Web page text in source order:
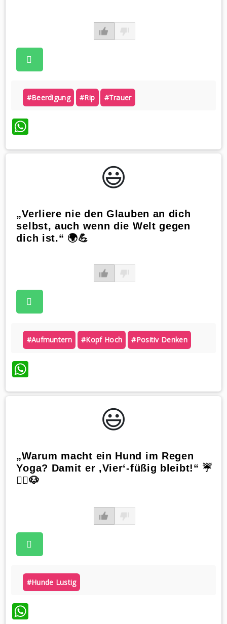
#beerdigung #rip #trauer
WhatsApp
😃️
„Verliere nie den Glauben an dich
selbst, auch wenn die Welt gegen
dich ist.“ 🌍💪
#aufmuntern #kopf Hoch #positiv Denken
WhatsApp
😃️
„Warum macht ein Hund im Regen
Yoga? Damit er ‚Vier‘-füßig bleibt!“ ☔️
🧘‍♂️🐶
#hunde Lustig
WhatsApp